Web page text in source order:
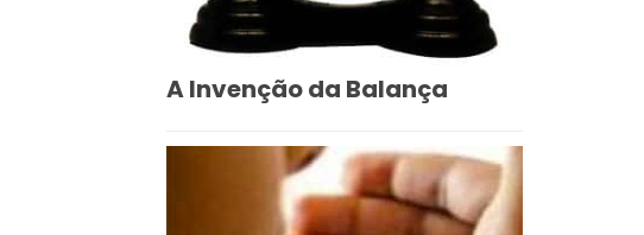
A Invenção da Balança